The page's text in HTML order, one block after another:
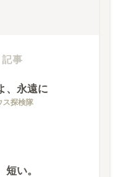
事
、永遠に
ス探検隊
短い。